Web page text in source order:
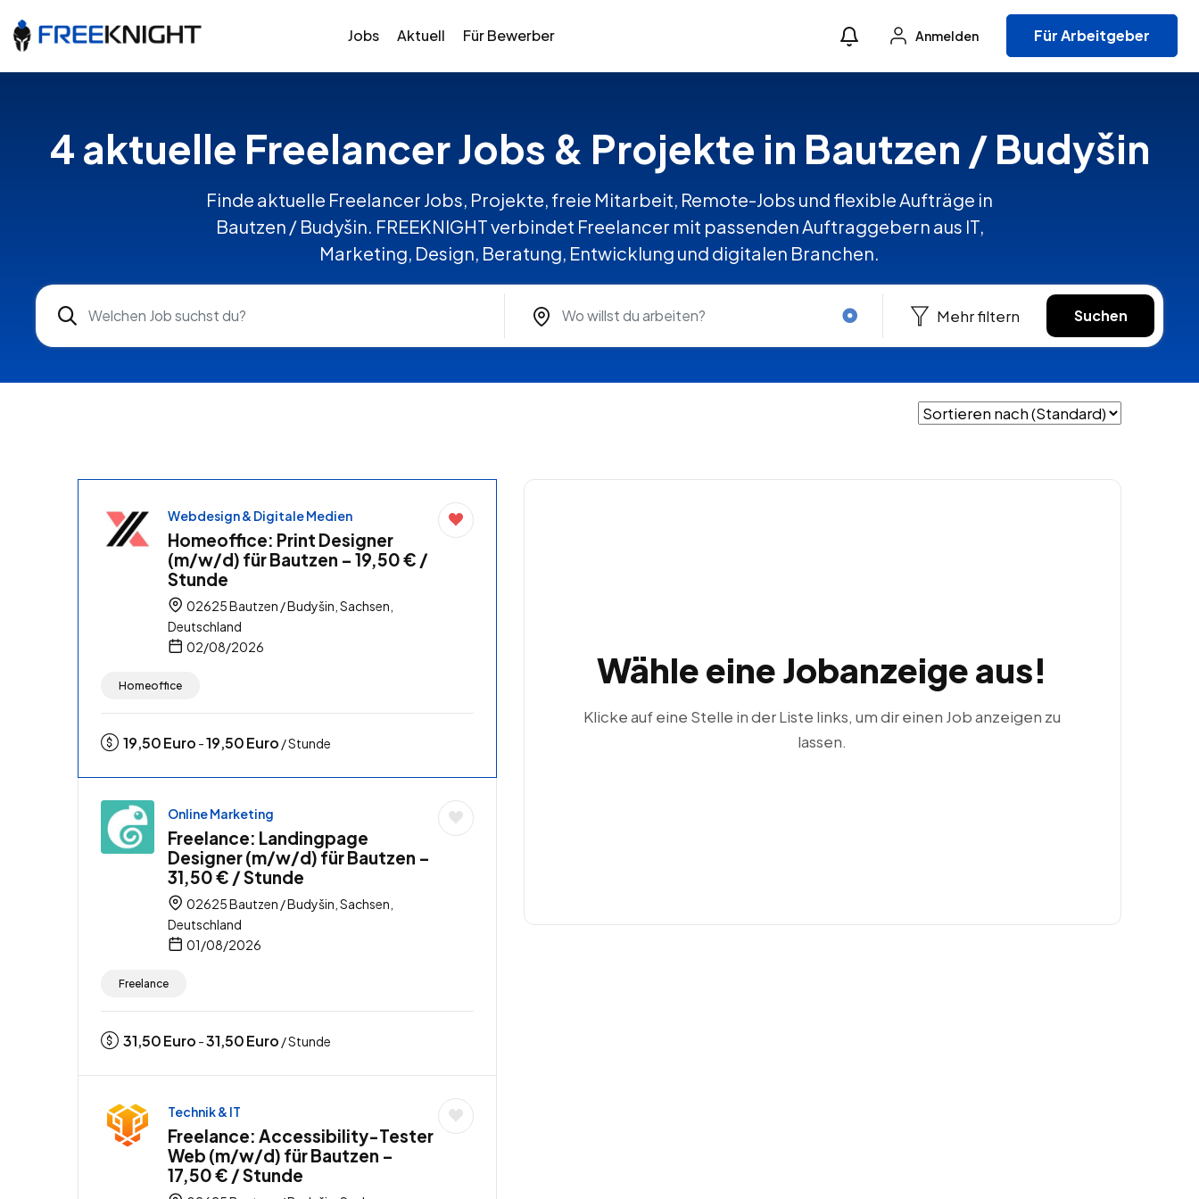
Jobs Aktuell Für Bewerber Anmelden Für Arbeitgeber
4 aktuelle Freelancer Jobs & Projekte in Bautzen / Budyšin
Finde aktuelle Freelancer Jobs, Projekte, freie Mitarbeit, Remote-Jobs und flexible Aufträge in
Bautzen / Budyšin. FREEKNIGHT verbindet Freelancer mit passenden Auftraggebern aus IT,
Marketing, Design, Beratung, Entwicklung und digitalen Branchen.
Mehr filtern Suchen
Webdesign & Digitale Medien
Homeoffice: Print Designer
(m/w/d) für Bautzen – 19,50 € /
Stunde
02625 Bautzen / Budyšin, Sachsen,
Deutschland
02/08/2026
Homeoffice
19,50Euro -19,50Euro / Stunde
Online Marketing
Freelance: Landingpage
Designer (m/w/d) für Bautzen –
31,50 € / Stunde
02625 Bautzen / Budyšin, Sachsen,
Deutschland
01/08/2026
Freelance
31,50Euro -31,50Euro / Stunde
Technik & IT
Freelance: Accessibility-Tester
Web (m/w/d) für Bautzen –
17,50 € / Stunde
Wähle eine Jobanzeige aus!
Klicke auf eine Stelle in der Liste links, um dir einen Job anzeigen zu
lassen.